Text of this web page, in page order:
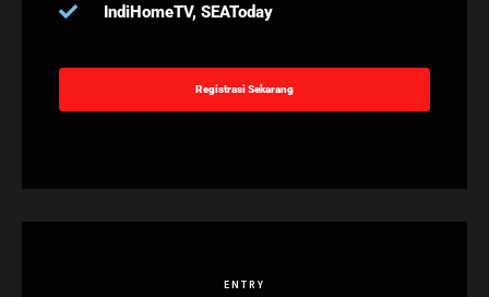
IndiHomeTV, SEAToday
Registrasi Sekarang
ENTRY